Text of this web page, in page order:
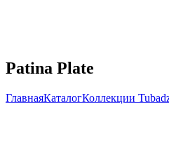
Patina Plate
ГлавнаяКаталогКоллекции